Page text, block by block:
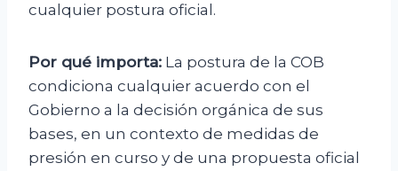
cualquier postura oficial.
Por qué importa: La postura de la COB
condiciona cualquier acuerdo con el
Gobierno a la decisión orgánica de sus
bases, en un contexto de medidas de
presión en curso y de una propuesta oficial